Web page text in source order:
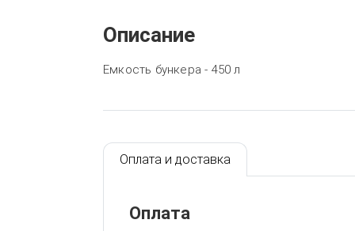
Описание
Емкость бункера - 450 л
Оплата и доставка
Оплата